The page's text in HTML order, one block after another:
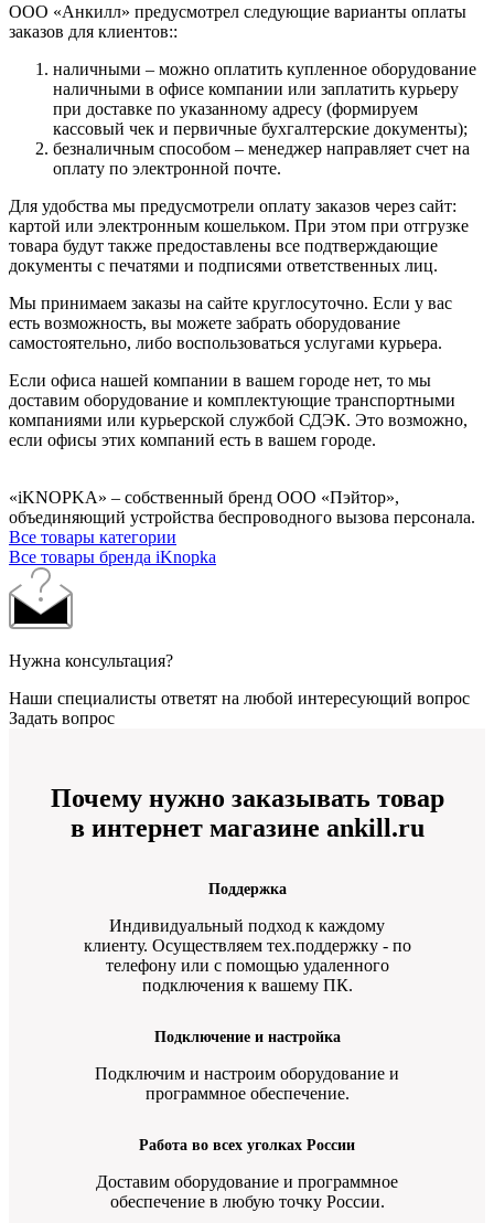
ООО «Анкилл» предусмотрел следующие варианты оплаты
заказов для клиентов::
наличными – можно оплатить купленное оборудование
наличными в офисе компании или заплатить курьеру
при доставке по указанному адресу (формируем
кассовый чек и первичные бухгалтерские документы);
безналичным способом – менеджер направляет счет на
оплату по электронной почте.
Для удобства мы предусмотрели оплату заказов через сайт:
картой или электронным кошельком. При этом при отгрузке
товара будут также предоставлены все подтверждающие
документы с печатями и подписями ответственных лиц.
Мы принимаем заказы на сайте круглосуточно. Если у вас
есть возможность, вы можете забрать оборудование
самостоятельно, либо воспользоваться услугами курьера.
Если офиса нашей компании в вашем городе нет, то мы
доставим оборудование и комплектующие транспортными
компаниями или курьерской службой СДЭК. Это возможно,
если офисы этих компаний есть в вашем городе.
«iKNOPKA» – собственный бренд ООО «Пэйтор»,
объединяющий устройства беспроводного вызова персонала.
Все товары категории
Все товары бренда iKnopka
Нужна консультация?
Наши специалисты ответят на любой интересующий вопрос
Задать вопрос
Почему нужно заказывать товар
в интернет магазине ankill.ru
Поддержка
Индивидуальный подход к каждому
клиенту. Осуществляем тех.поддержку - по
телефону или с помощью удаленного
подключения к вашему ПК.
Подключение и настройка
Подключим и настроим оборудование и
программное обеспечение.
Работа во всех уголках России
Доставим оборудование и программное
обеспечение в любую точку России.